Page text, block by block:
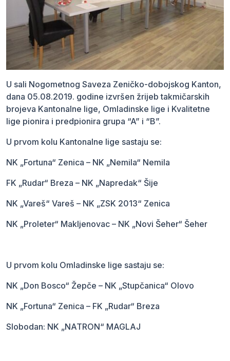
U sali Nogometnog Saveza Zeničko-dobojskog Kanton,
dana 05.08.2019. godine izvršen žrijeb takmičarskih
brojeva Kantonalne lige, Omladinske lige i Kvalitetne
lige pionira i predpionira grupa “A” i “B”.
U prvom kolu Kantonalne lige sastaju se:
NK „Fortuna“ Zenica – NK „Nemila“ Nemila
FK „Rudar“ Breza – NK „Napredak“ Šije
NK „Vareš“ Vareš – NK „ZSK 2013“ Zenica
NK „Proleter“ Makljenovac – NK „Novi Šeher“ Šeher
U prvom kolu Omladinske lige sastaju se:
NK „Don Bosco“ Žepče – NK „Stupčanica“ Olovo
NK „Fortuna“ Zenica – FK „Rudar“ Breza
Slobodan: NK „NATRON“ MAGLAJ